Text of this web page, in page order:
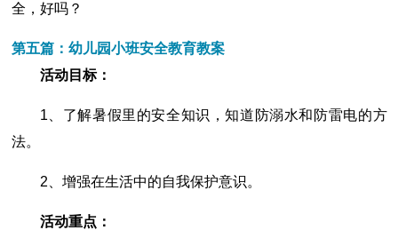
全，好吗？
第五篇：幼儿园小班安全教育教案
活动目标：
1、了解暑假里的安全知识，知道防溺水和防雷电的方
法。
2、增强在生活中的自我保护意识。
活动重点：